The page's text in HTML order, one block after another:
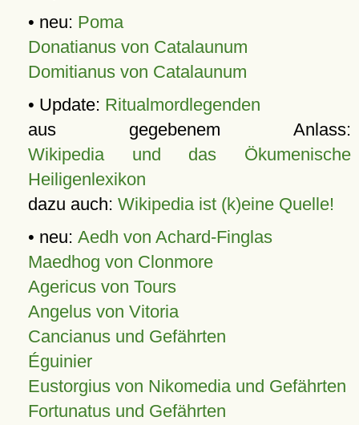
• neu: Poma
Donatianus von Catalaunum
Domitianus von Catalaunum
• Update: Ritualmordlegenden
aus gegebenem Anlass:
Wikipedia und das Ökumenische
Heiligenlexikon
dazu auch: Wikipedia ist (k)eine Quelle!
• neu: Aedh von Achard-Finglas
Maedhog von Clonmore
Agericus von Tours
Angelus von Vitoria
Cancianus und Gefährten
Éguinier
Eustorgius von Nikomedia und Gefährten
Fortunatus und Gefährten